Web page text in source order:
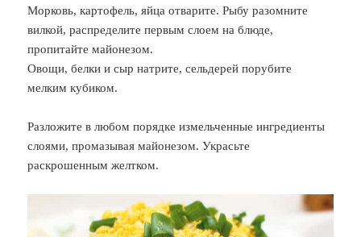
Морковь, картофель, яйца отварите. Рыбу разомните
вилкой, распределите первым слоем на блюде,
пропитайте майонезом.
Овощи, белки и сыр натрите, сельдерей порубите
мелким кубиком.
Разложите в любом порядке измельченные ингредиенты
слоями, промазывая майонезом. Украсьте
раскрошенным желтком.